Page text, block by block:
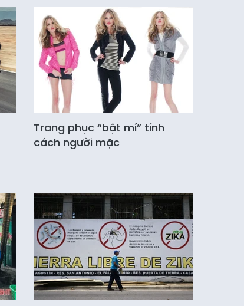
Trang phục “bật mí” tính
cách người mặc